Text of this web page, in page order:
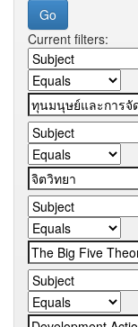
Current filters: